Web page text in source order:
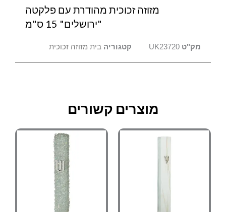
מזוזה זכוכית מהודרת עם פלקטה
"ירושלים" 15 ס"מ
מק"ט UK23720 קטגוריה בית מזוזה זכוכית
מוצרים קשורים